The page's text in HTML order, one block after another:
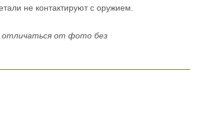
не контактируют с оружием.
отличаться от фото без